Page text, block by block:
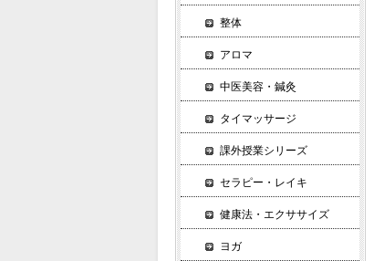
整体
アロマ
中医美容・鍼灸
タイマッサージ
課外授業シリーズ
セラピー・レイキ
健康法・エクササイズ
ヨガ